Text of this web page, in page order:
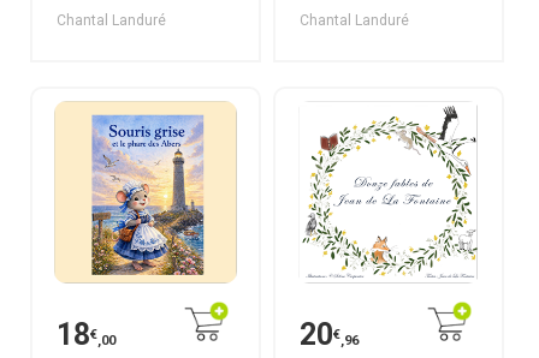
Chantal Landuré
tome 2
Chantal Landuré
18€,00 20€,96